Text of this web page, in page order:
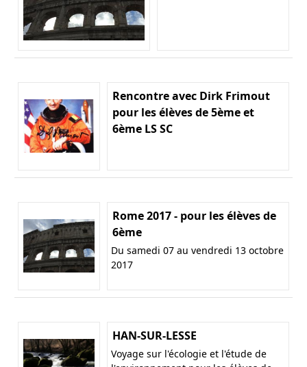
Rencontre avec Dirk Frimout
pour les élèves de 5ème et
6ème LS SC
Rome 2017 - pour les élèves de
6ème
Du samedi 07 au vendredi 13 octobre
2017
HAN-SUR-LESSE
Voyage sur l'écologie et l'étude de